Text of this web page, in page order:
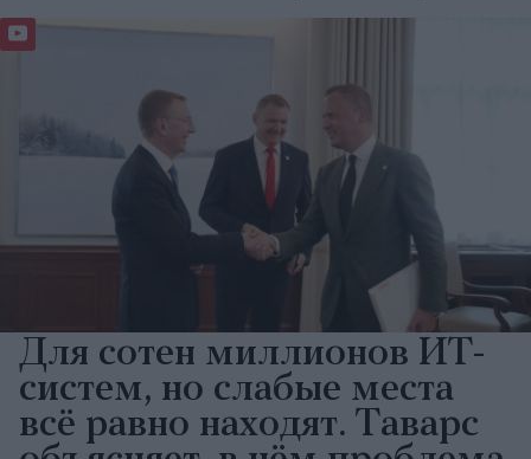
Для сотен миллионов ИТ-
систем, но слабые места
всё равно находят. Таварс